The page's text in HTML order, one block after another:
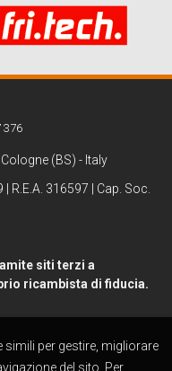
376
(BS) - Italy
| R.E.A. 316597 | Cap. Soc.
siti terzi a
ricambista di fiducia.
per gestire, migliorare
del sito. Per